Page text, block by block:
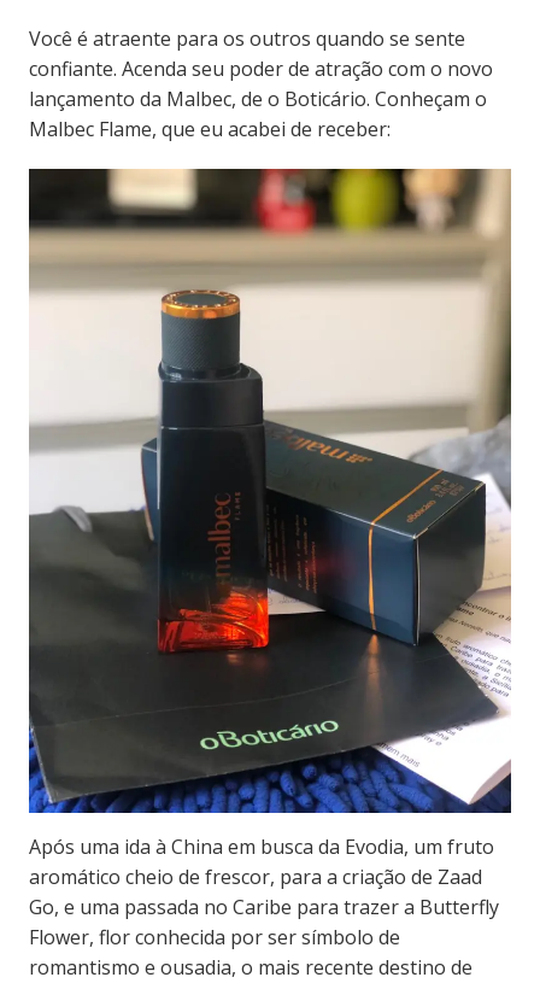
Você é atraente para os outros quando se sente
confiante. Acenda seu poder de atração com o novo
lançamento da Malbec, de o Boticário. Conheçam o
Malbec Flame, que eu acabei de receber:
Após uma ida à China em busca da Evodia, um fruto
aromático cheio de frescor, para a criação de Zaad
Go, e uma passada no Caribe para trazer a Butterfly
Flower, flor conhecida por ser símbolo de
romantismo e ousadia, o mais recente destino de